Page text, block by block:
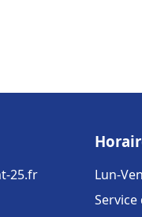
25.fr
Lun-